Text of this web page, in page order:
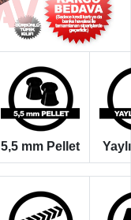
5,5 mm Pellet